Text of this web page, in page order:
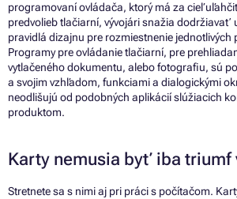
programovaní ovládača, ktorý má za cieľ
predvolieb tlačiarní, vývojári snažia dodržiavať
pravidlá dizajnu pre rozmiestnenie jednotlivých
Programy pre ovládanie tlačiarní, pre
vytlačeného dokumentu, alebo fotografiu, sú
a svojim vzhľadom, funkciami a dialogickými
neodlišujú od podobných aplikácií slúžiacich
produktom.
Karty nemusia byť iba triumf
Stretnete sa s nimi aj pri práci s počítačom.